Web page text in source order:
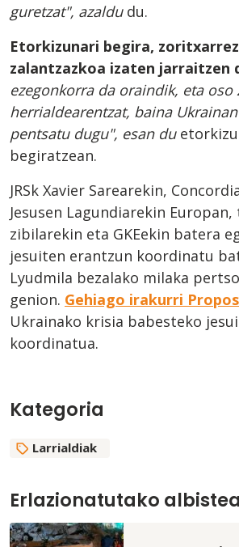
guretzat", azaldu du.
Etorkizunari begira,
zalantzazkoa izaten jarraitzen
ezegonkorra da oraindik, eta oso
herrialdearentzat, baina
pentsatu dugu", esan du
begiratzean.
JRSk Xavier Sarearekin,
Jesusen Lagundiarekin
zibilarekin eta GKEekin batera
jesuiten erantzun koordinatu
Lyudmila bezalako milaka
genion. Gehiago irakurri
Ukrainako krisia babesteko
koordinatua.
Kategoria
Larrialdiak
Erlazionatutako